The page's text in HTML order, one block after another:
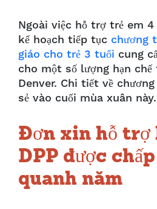
Ngoài việc hỗ trợ trẻ em
kế hoạch tiếp tục chương
giáo cho trẻ 3 tuổi cung
cho một số lượng hạn
Denver. Chi tiết về
sẻ vào cuối mùa xuân này.
Đơn xin hỗ trợ
DPP được
quanh năm